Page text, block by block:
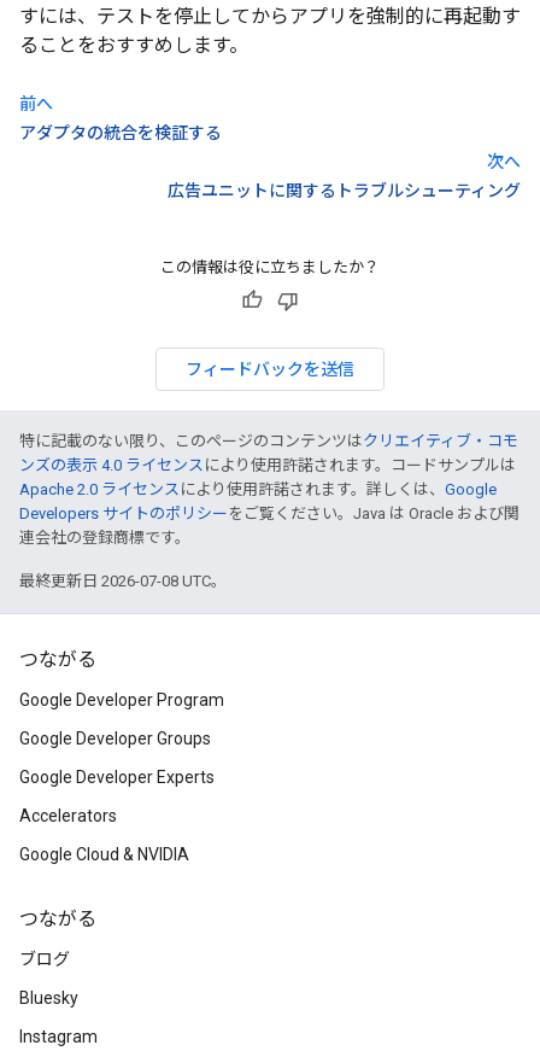
すには、テストを停止してからアプリを強制的に再起動す
ることをおすすめします。
前へ
アダプタの統合を検証する
次へ
広告ユニットに関するトラブルシューティング
この情報は役に立ちましたか？
フィードバックを送信
特に記載のない限り、このページのコンテンツはクリエイティブ・コモ
ンズの表示 4.0 ライセンス により使用許諾されます。コードサンプルは
Apache 2.0 ライセンス により使用許諾されます。詳しくは、 Google
Developers サイトのポリシー をご覧ください。Java は Oracle および関
連会社の登録商標です。
最終更新日 2026-07-08 UTC。
つながる
Google Developer Program
Google Developer Groups
Google Developer Experts
Accelerators
Google Cloud & NVIDIA
つながる
ブログ
Bluesky
Instagram